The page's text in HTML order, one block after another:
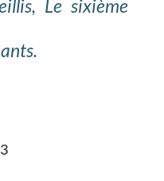
Le sixième